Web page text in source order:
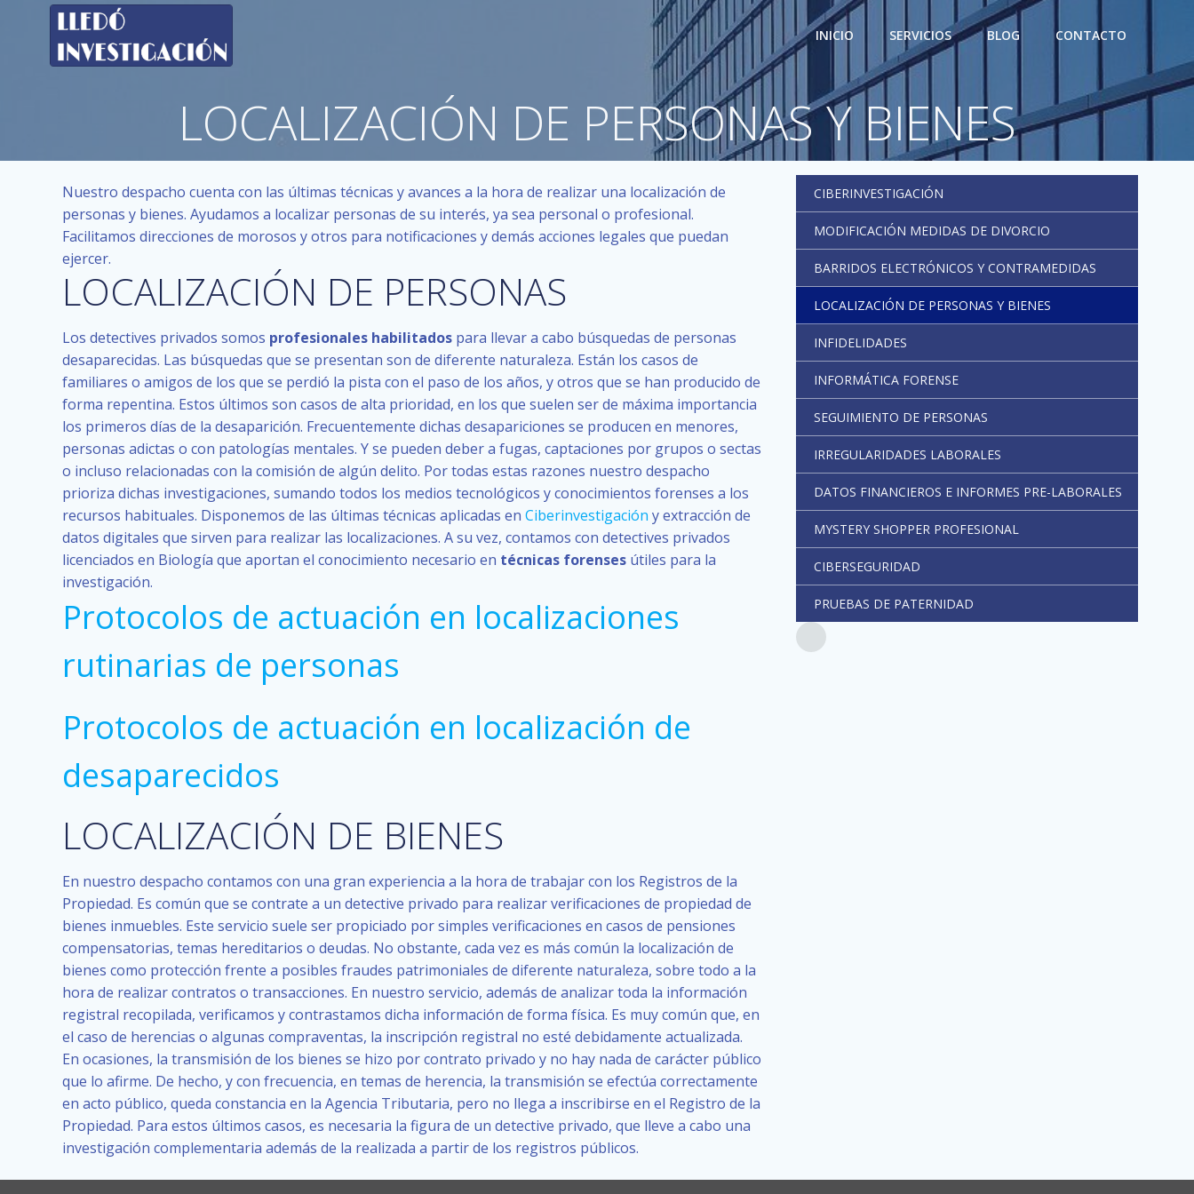
INICIO SERVICIOS BLOG CONTACTO
LOCALIZACIÓN DE PERSONAS Y BIENES
Nuestro despacho cuenta con las últimas técnicas y avances a la hora de realizar una localización de
personas y bienes. Ayudamos a localizar personas de su interés, ya sea personal o profesional.
Facilitamos direcciones de morosos y otros para notificaciones y demás acciones legales que puedan
ejercer.
LOCALIZACIÓN DE PERSONAS
Los detectives privados somos profesionales habilitados para llevar a cabo búsquedas de personas
desaparecidas. Las búsquedas que se presentan son de diferente naturaleza. Están los casos de
familiares o amigos de los que se perdió la pista con el paso de los años, y otros que se han producido de
forma repentina. Estos últimos son casos de alta prioridad, en los que suelen ser de máxima importancia
los primeros días de la desaparición. Frecuentemente dichas desapariciones se producen en menores,
personas adictas o con patologías mentales. Y se pueden deber a fugas, captaciones por grupos o sectas
o incluso relacionadas con la comisión de algún delito. Por todas estas razones nuestro despacho
prioriza dichas investigaciones, sumando todos los medios tecnológicos y conocimientos forenses a los
recursos habituales. Disponemos de las últimas técnicas aplicadas enCiberinvestigación y extracción de
datos digitales que sirven para realizar las localizaciones. A su vez, contamos con detectives privados
licenciados en Biología que aportan el conocimiento necesario en técnicas forenses útiles para la
investigación.
Protocolos de actuación en localizaciones
rutinarias de personas
Protocolos de actuación en localización de
desaparecidos
LOCALIZACIÓN DE BIENES
En nuestro despacho contamos con una gran experiencia a la hora de trabajar con los Registros de la
Propiedad. Es común que se contrate a un detective privado para realizar verificaciones de propiedad de
bienes inmuebles. Este servicio suele ser propiciado por simples verificaciones en casos de pensiones
compensatorias, temas hereditarios o deudas. No obstante, cada vez es más común la localización de
bienes como protección frente a posibles fraudes patrimoniales de diferente naturaleza, sobre todo a la
hora de realizar contratos o transacciones. En nuestro servicio, además de analizar toda la información
registral recopilada, verificamos y contrastamos dicha información de forma física. Es muy común que, en
el caso de herencias o algunas compraventas, la inscripción registral no esté debidamente actualizada.
En ocasiones, la transmisión de los bienes se hizo por contrato privado y no hay nada de carácter público
que lo afirme. De hecho, y con frecuencia, en temas de herencia, la transmisión se efectúa correctamente
en acto público, queda constancia en la Agencia Tributaria, pero no llega a inscribirse en el Registro de la
Propiedad. Para estos últimos casos, es necesaria la figura de un detective privado, que lleve a cabo una
investigación complementaria además de la realizada a partir de los registros públicos.
CIBERINVESTIGACIÓN
MODIFICACIÓN MEDIDAS DE DIVORCIO
BARRIDOS ELECTRÓNICOS Y CONTRAMEDIDAS
LOCALIZACIÓN DE PERSONAS Y BIENES
INFIDELIDADES
INFORMÁTICA FORENSE
SEGUIMIENTO DE PERSONAS
IRREGULARIDADES LABORALES
DATOS FINANCIEROS E INFORMES PRE-LABORALES
MYSTERY SHOPPER PROFESIONAL
CIBERSEGURIDAD
PRUEBAS DE PATERNIDAD